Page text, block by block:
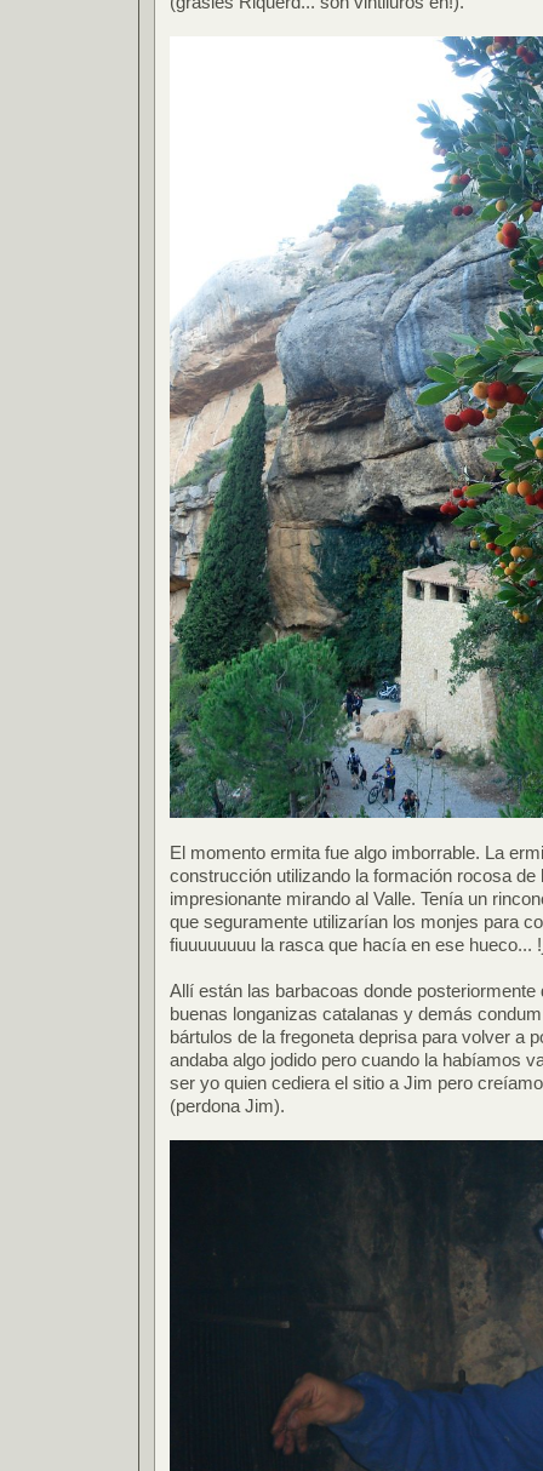
El momento ermita fue algo imborrable. La
construcción utilizando la formación rocosa
impresionante mirando al Valle. Tenía un
que seguramente utilizarían los monjes para
fiuuuuuuuu la rasca que hacía en ese hueco...
Allí están las barbacoas donde
buenas longanizas catalanas y demás
bártulos de la fregoneta deprisa para volver a
andaba algo jodido pero cuando la habíamos
ser yo quien cediera el sitio a Jim pero
(perdona Jim).